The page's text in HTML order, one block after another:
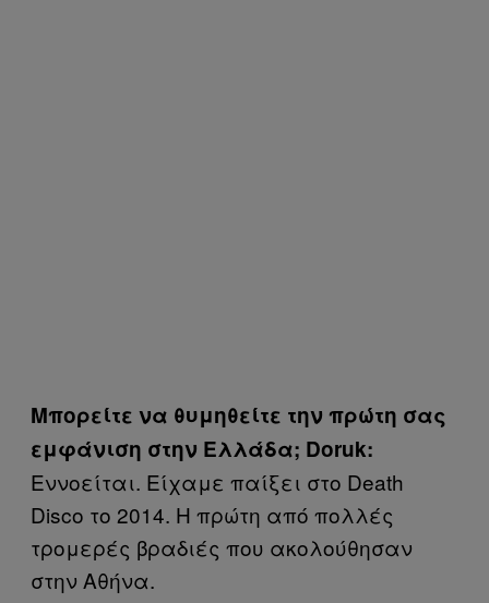
Μπορείτε να θυμηθείτε την πρώτη σας
εμφάνιση στην Ελλάδα; Doruk:
Εννοείται. Είχαμε παίξει στο Death
Disco το 2014. Η πρώτη από πολλές
τρομερές βραδιές που ακολούθησαν
στην Αθήνα.